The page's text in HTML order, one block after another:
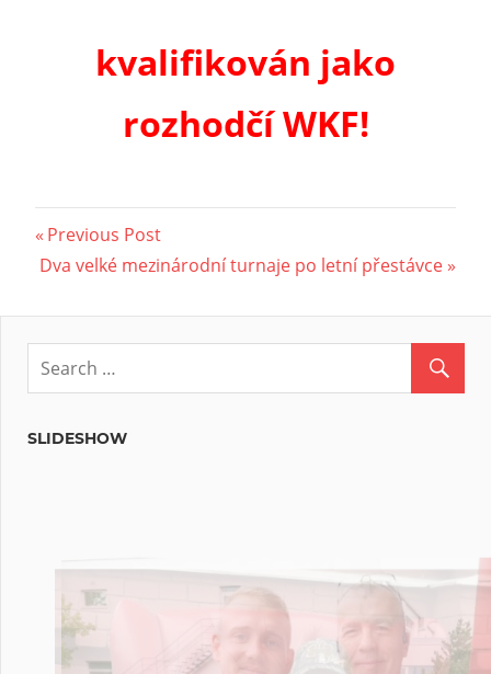
kvalifikován jako
rozhodčí WKF!
Post
navigation
Previous
Post:
Previous Post
Next
Dva velké mezinárodní turnaje po letní přestávce
SLIDESHOW